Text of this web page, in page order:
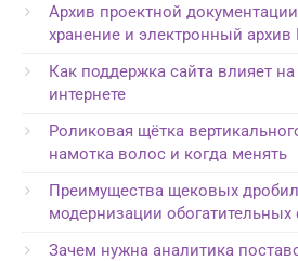
Архив проектной
хранение и электронный
Как поддержка сайта влияет
интернете
Роликовая щётка
намотка волос и когда менять
Преимущества щековых
модернизации обогатительных
Зачем нужна аналитика